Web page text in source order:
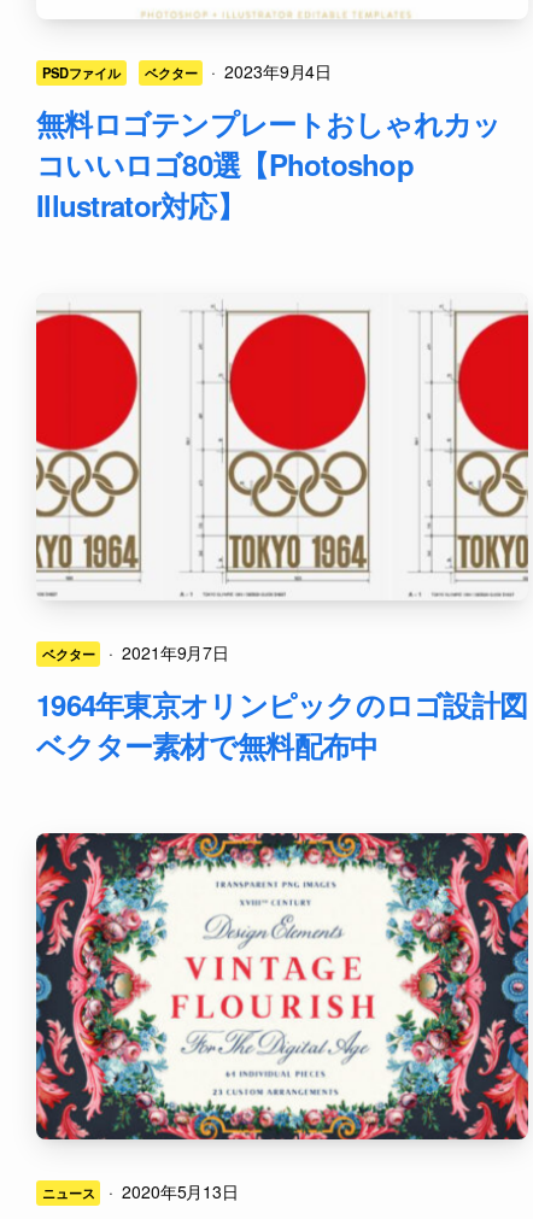
PSDファイル ベクター · 2023年9月4日
無料ロゴテンプレートおしゃれカッ
コいいロゴ80選【Photoshop
Illustrator対応】
ベクター · 2021年9月7日
1964年東京オリンピックのロゴ設計図
ベクター素材で無料配布中
ニュース · 2020年5月13日